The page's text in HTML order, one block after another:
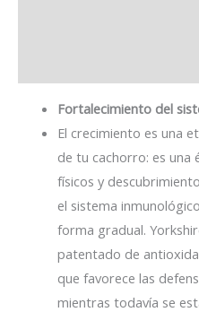
Fortalecimiento del
El crecimiento es una
de tu cachorro: es una
físicos y
el sistema
forma gradual.
patentado de
que favorece las
mientras todavía se